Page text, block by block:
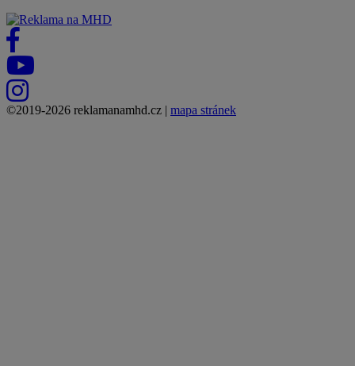
©2019-2026 reklamanamhd.cz | mapa stránek